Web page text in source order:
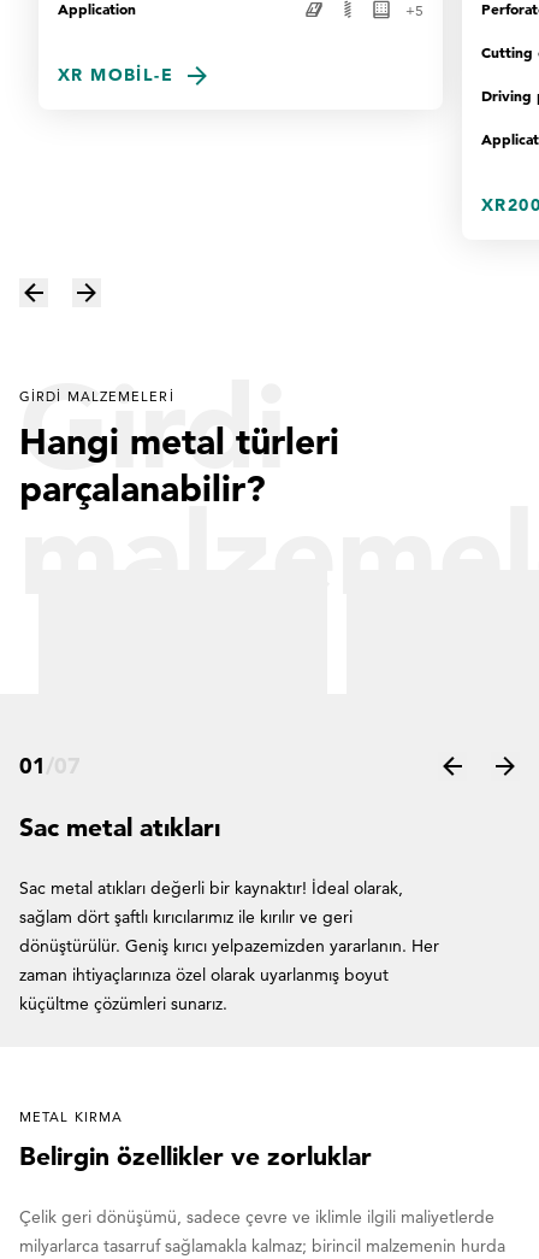
Application +5
XR MOBIL-E
Cutting
Driving
Girdi
GIRDI MALZEMELERI
Hangi metal türleri
parçalanabilir?
01
Sac metal atıkları
Sac metal atıkları değerli bir kaynaktır! İdeal olarak,
sağlam dört şaftlı kırıcılarımız ile kırılır ve geri
dönüştürülür. Geniş kırıcı yelpazemizden yararlanın. Her
zaman ihtiyaçlarınıza özel olarak uyarlanmış boyut
küçültme çözümleri sunarız.
METAL KIRMA
Belirgin özellikler ve zorluklar
Çelik geri dönüşümü, sadece çevre ve iklimle ilgili maliyetlerde
milyarlarca tasarruf sağlamakla kalmaz; birincil malzemenin hurda